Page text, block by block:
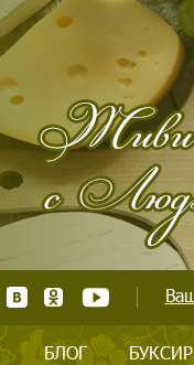
БЛОГ БУКСИР